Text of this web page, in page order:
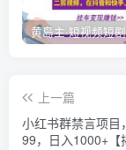
上一篇
小红书群禁言项目
99，日入1000+【